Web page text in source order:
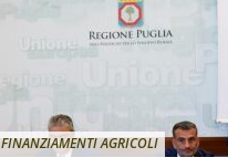
FINANZIAMENTI AGRICOLI